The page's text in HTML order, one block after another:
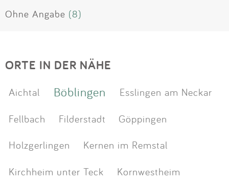
Ohne Angabe (8)
ORTE IN DER NÄHE
Aichtal Böblingen
Esslingen am Neckar
Fellbach
Filderstadt
Göppingen
Holzgerlingen
Kernen im Remstal
Kirchheim unter Teck
Kornwestheim